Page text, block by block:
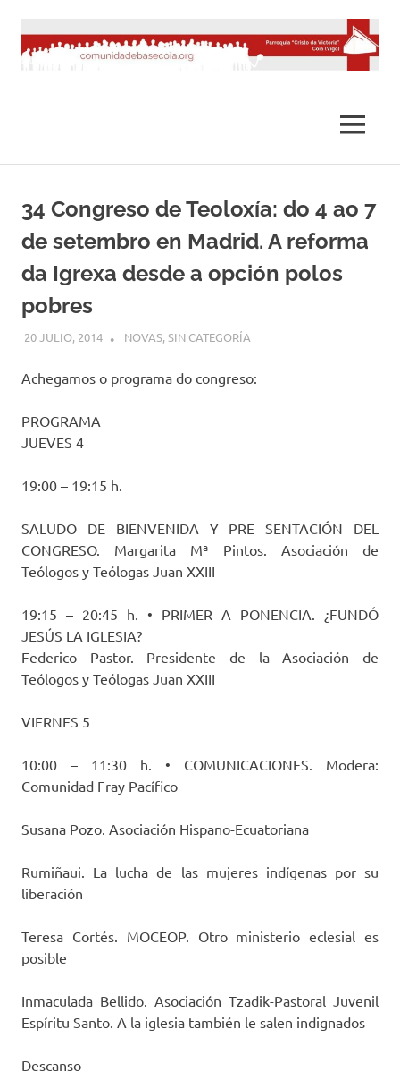
contenido
MENÚ
34 Congreso de Teoloxía: do 4 ao 7
de setembro en Madrid. A reforma
da Igrexa desde a opción polos
pobres
20 JULIO, 2014 DESARROLLO
NOVAS,SIN CATEGORÍA
Achegamos o programa do congreso:
PROGRAMA
JUEVES 4
19:00 – 19:15 h.
SALUDO DE BIENVENIDA Y PRE SENTACIÓN DEL
CONGRESO. Margarita Mª Pintos. Asociación de
Teólogos y Teólogas Juan XXIII
19:15 – 20:45 h. • PRIMER A PONENCIA. ¿FUNDÓ
JESÚS LA IGLESIA?
Federico Pastor. Presidente de la Asociación de
Teólogos y Teólogas Juan XXIII
VIERNES 5
10:00 – 11:30 h. • COMUNICACIONES. Modera:
Comunidad Fray Pacífico
Susana Pozo. Asociación Hispano-Ecuatoriana
Rumiñaui. La lucha de las mujeres indígenas por su
liberación
Teresa Cortés. MOCEOP. Otro ministerio eclesial es
posible
Inmaculada Bellido. Asociación Tzadik-Pastoral Juvenil
Espíritu Santo. A la iglesia también le salen indignados
Descanso